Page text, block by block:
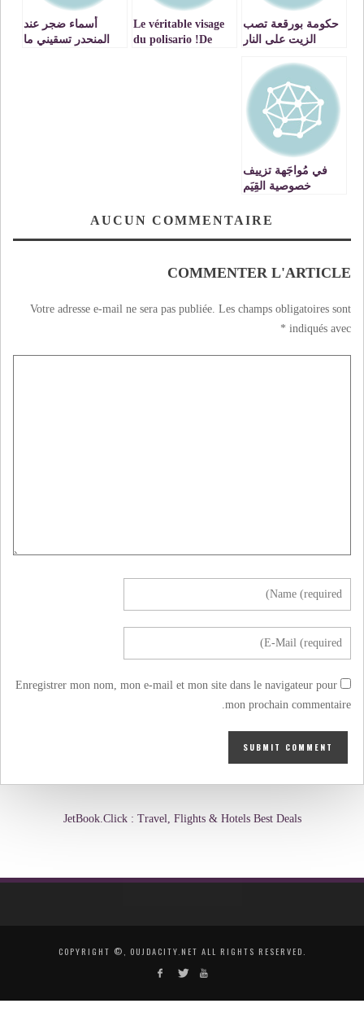
حكومة بورقعة تصب
الزيت على النار
Le véritable visage
du polisario !De
أسماء ضجر عند
المنحدر تسقيني ما
في مُواجَهة تزييف
خصوصية القِيَم
AUCUN COMMENTAIRE
COMMENTER L'ARTICLE
Votre adresse e-mail ne sera pas publiée. Les champs obligatoires sont
indiqués avec
*
Enregistrer mon nom, mon e-mail et mon site dans le navigateur pour
mon prochain commentaire.
JetBook.Click : Travel, Flights & Hotels Best Deals
COPYRIGHT ©, OUJDACITY.NET ALL RIGHTS RESERVED.